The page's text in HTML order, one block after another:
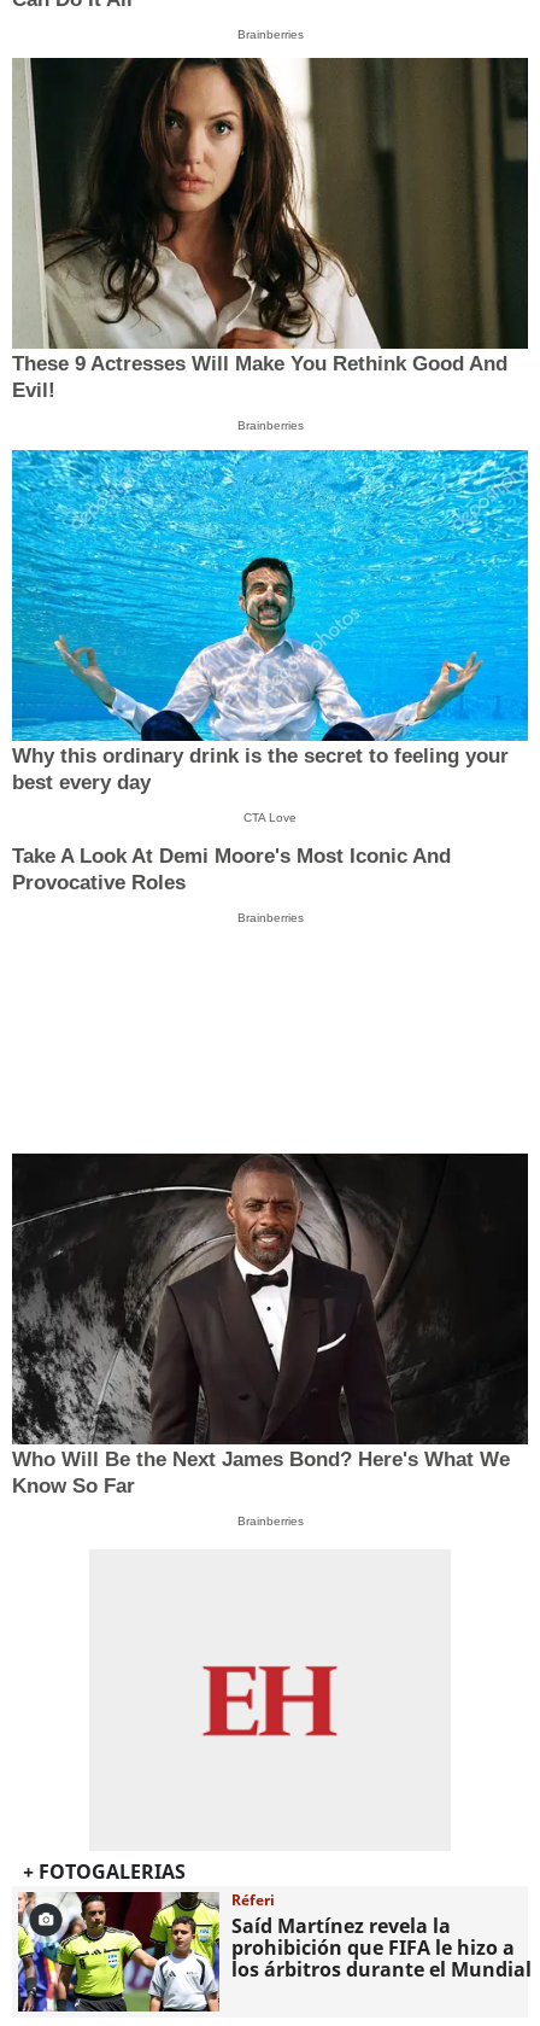
Brainberries
These 9 Actresses Will Make You Rethink Good And
Evil!
Brainberries
Why this ordinary drink is the secret to feeling your
best every day
CTA Love
Take A Look At Demi Moore's Most Iconic And
Provocative Roles
Brainberries
Who Will Be the Next James Bond? Here's What We
Know So Far
Brainberries
+ FOTOGALERIAS
Réferi
Saíd Martínez revela la
prohibición que FIFA le hizo a
los árbitros durante el Mundial